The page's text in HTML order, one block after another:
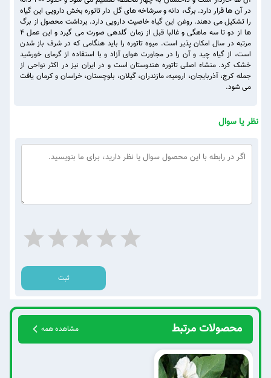
در آن ها قرار دارد. برگ، دانه و سرشاخه های گل دار تاتوره بخش دارویی این گیاه
را تشکیل می دهند. روغن این گیاه خاصیت دارویی دارد. برداشت محصول از برگ
ها از دو تا سه ماهگی و غالبا قبل از زمان گلدهی صورت می گیرد و این عمل ۴
مرتبه در سال امکان پذیر است. میوه تاتوره را باید هنگامی که در شرف باز شدن
است، از گیاه چید و آن را در مجاورت هوای آزاد و با استفاده از گرمای خورشید
خشک کرد. منشاء اصلی تاتوره هندوستان است و در ایران نیز در اکثر نواحی از
جمله کرج، آذربایجان، ارومیه، مازندران، گیلان، بلوچستان، خراسان و کرمان یافت
می شود.
نظر یا سوال
ثبت
محصولات مرتبط مشاهده همه